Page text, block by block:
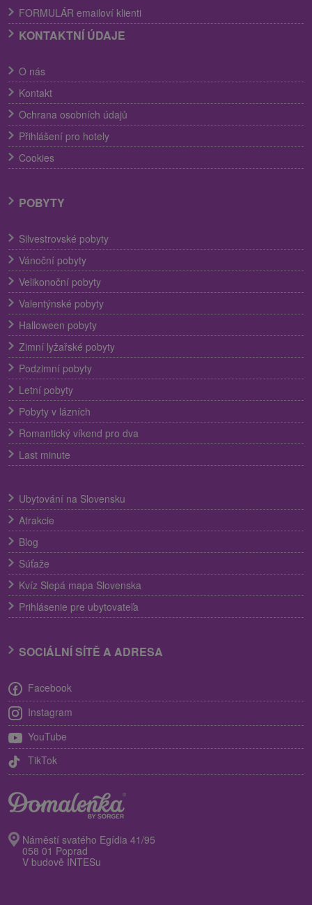
FORMULÁR emailoví klienti
KONTAKTNÍ ÚDAJE
O nás
Kontakt
Ochrana osobních údajů
Přihlášení pro hotely
Cookies
POBYTY
Silvestrovské pobyty
Vánoční pobyty
Velikonoční pobyty
Valentýnské pobyty
Halloween pobyty
Zimní lyžařské pobyty
Podzimní pobyty
Letní pobyty
Pobyty v lázních
Romantický víkend pro dva
Last minute
Ubytování na Slovensku
Atrakcie
Blog
Súťaže
Kvíz Slepá mapa Slovenska
Prihlásenie pre ubytovateľa
SOCIÁLNÍ SÍTĚ A ADRESA
Facebook
Instagram
YouTube
TikTok
Náměstí svatého Egídia 41/95
058 01 Poprad
V budově INTESu